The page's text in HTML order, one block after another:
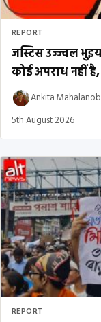
REPORT
जस्टिस उज्ज्वल
कोई अपराध नहीं
Ankita
5th August 2026
REPORT